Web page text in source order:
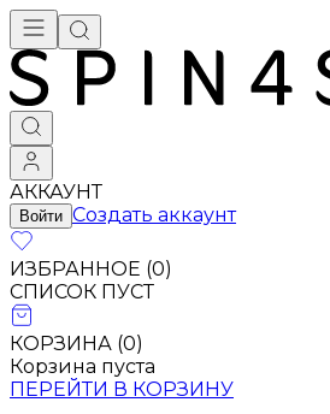
АККАУНТ
Войти Создать аккаунт
ИЗБРАННОЕ (0)
СПИСОК ПУСТ
КОРЗИНА (0)
Корзина пуста
ПЕРЕЙТИ В КОРЗИНУ